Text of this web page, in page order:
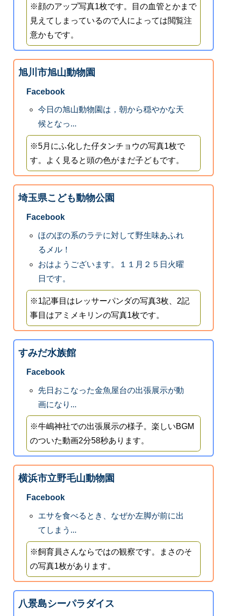
※顔のアップ写真1枚です。目の血管とかまで
見えてしまっているので人によっては閲覧注
意かもです。
旭川市旭山動物園
Facebook
今日の旭山動物園は，朝から穏やかな天
候となっ...
※5月にふ化した仔タンチョウの写真1枚で
す。よく見ると頭の色がまだ子どもです。
埼玉県こども動物公園
Facebook
ほのぼの系のラテに対して野生味あふれ
るメル！
おはようございます。１１月２５日火曜
日です。
※1記事目はレッサーパンダの写真3枚、2記
事目はアミメキリンの写真1枚です。
すみだ水族館
Facebook
先日おこなった金魚屋台の出張展示が動
画になり...
※牛嶋神社での出張展示の様子。楽しいBGM
のついた動画2分58秒あります。
横浜市立野毛山動物園
Facebook
エサを食べるとき、なぜか左脚が前に出
てしまう...
※飼育員さんならではの観察です。まさのそ
の写真1枚があります。
八景島シーパラダイス